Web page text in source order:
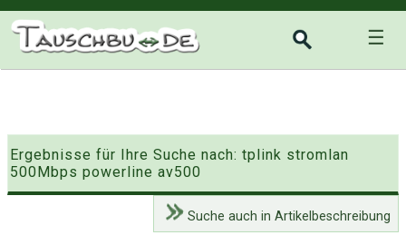
☰
Ergebnisse für Ihre Suche nach: tplink stromlan
500Mbps powerline av500
Suche auch in Artikelbeschreibung